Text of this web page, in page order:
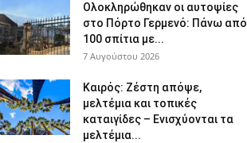
Ολοκληρώθηκαν οι αυτοψίες
στο Πόρτο Γερμενό: Πάνω από
100 σπίτια με...
7 Αυγούστου 2026
Καιρός: Ζέστη απόψε,
μελτέμια και τοπικές
καταιγίδες – Ενισχύονται τα
μελτέμια...